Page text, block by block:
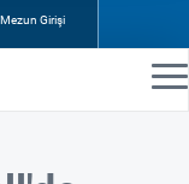
Girişi